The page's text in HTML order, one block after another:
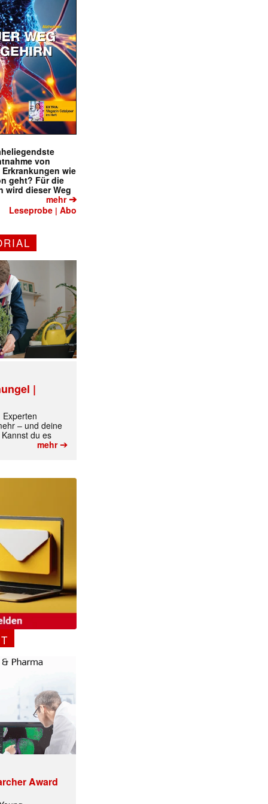
von
wie
geht? Für die
wird dieser Weg
mehr➔
Leseprobe |Abo
|
Experten
– und deine
du es
mehr➔
Award